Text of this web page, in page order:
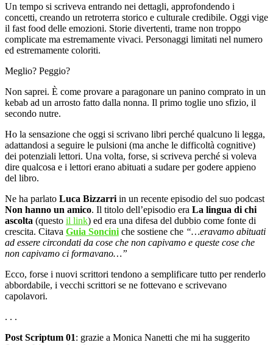
Un tempo si scriveva entrando nei dettagli, approfondendo i
concetti, creando un retroterra storico e culturale credibile. Oggi vige
il fast food delle emozioni. Storie divertenti, trame non troppo
complicate ma estremamente vivaci. Personaggi limitati nel numero
ed estremamente coloriti.
Meglio? Peggio?
Non saprei. È come provare a paragonare un panino comprato in un
kebab ad un arrosto fatto dalla nonna. Il primo toglie uno sfizio, il
secondo nutre.
Ho la sensazione che oggi si scrivano libri perché qualcuno li legga,
adattandosi a seguire le pulsioni (ma anche le difficoltà cognitive)
dei potenziali lettori. Una volta, forse, si scriveva perché si voleva
dire qualcosa e i lettori erano abituati a sudare per godere appieno
del libro.
Ne ha parlato Luca Bizzarri in un recente episodio del suo podcast
Non hanno un amico. Il titolo dell’episodio era La lingua di chi
ascolta (questo il link) ed era una difesa del dubbio come fonte di
crescita. Citava Guia Soncini che sostiene che “…eravamo abituati
ad essere circondati da cose che non capivamo e queste cose che
non capivamo ci formavano…”
Ecco, forse i nuovi scrittori tendono a semplificare tutto per renderlo
abbordabile, i vecchi scrittori se ne fottevano e scrivevano
capolavori.
. . .
Post Scriptum 01: grazie a Monica Nanetti che mi ha suggerito